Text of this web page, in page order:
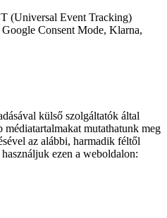
(Universal Event Tracking)
Consent Mode, Klarna,
külső szolgáltatók által
mutathatunk meg
az alábbi, harmadik féltől
ezen a weboldalon: